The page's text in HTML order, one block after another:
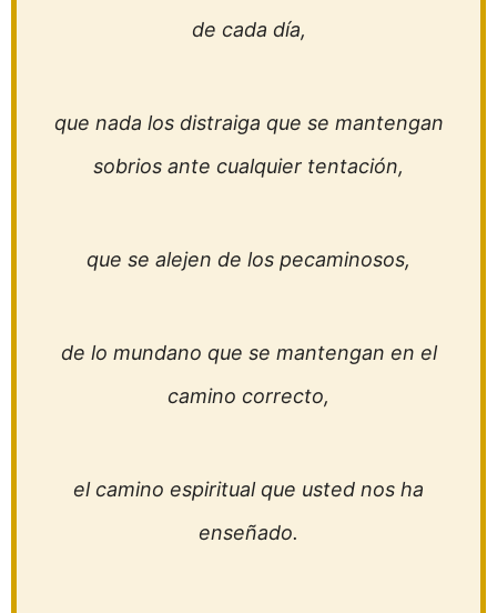
de cada día,
que nada los distraiga que se mantengan
sobrios ante cualquier tentación,
que se alejen de los pecaminosos,
de lo mundano que se mantengan en el
camino correcto,
el camino espiritual que usted nos ha
enseñado.